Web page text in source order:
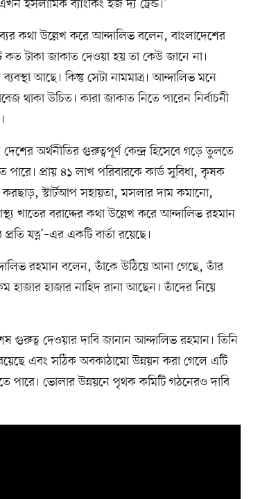
ইসলামিক ব্যাংকিং ইজ দ্য ট্রেন্ড।’
কথা উল্লেখ করে আন্দালিভ বলেন, বাংলাদেশের
টাকা জাকাত দেওয়া হয় তা কেউ জানে না।
আছে। কিন্তু সেটা নামমাত্র। আন্দালিভ মনে
থাকা উচিত। কারা জাকাত নিতে পারেন নির্বাচনী
অর্থনীতির গুরুত্বপূর্ণ কেন্দ্র হিসেবে গড়ে তুলতে
পারে। প্রায় ৪১ লাখ পরিবারকে কার্ড সুবিধা, কৃষক
করছাড়, স্টার্টআপ সহায়তা, মসলার দাম কমানো,
খাতের বরাদ্দের কথা উল্লেখ করে আন্দালিভ রহমান
যত্ন’–এর একটি বার্তা রয়েছে।
রহমান বলেন, তাঁকে উঠিয়ে আনা গেছে, তাঁর
হাজার হাজার নাহিদ রানা আছেন। তাঁদের নিয়ে
গুরুত্ব দেওয়ার দাবি জানান আন্দালিভ রহমান। তিনি
এবং সঠিক অবকাঠামো উন্নয়ন করা গেলে এটি
পারে। ভোলার উন্নয়নে পৃথক কমিটি গঠনেরও দাবি